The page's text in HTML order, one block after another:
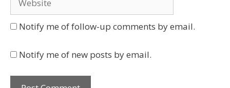
Notify me of follow-up comments by email.
Notify me of new posts by email.